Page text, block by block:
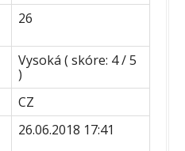
26
Vysoká ( skóre: 4 / 5
)
CZ
26.06.2018 17:41